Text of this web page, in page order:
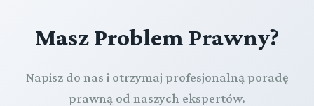
Masz Problem Prawny?
Napisz do nas i otrzymaj profesjonalną poradę
prawną od naszych ekspertów.